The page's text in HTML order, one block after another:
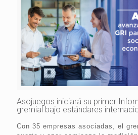
Asojuegos iniciará su primer
gremial bajo estándares
Con 35 empresas asociadas, el